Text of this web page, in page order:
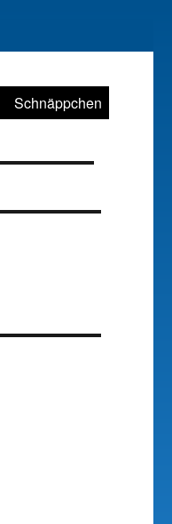
Schnäppchen